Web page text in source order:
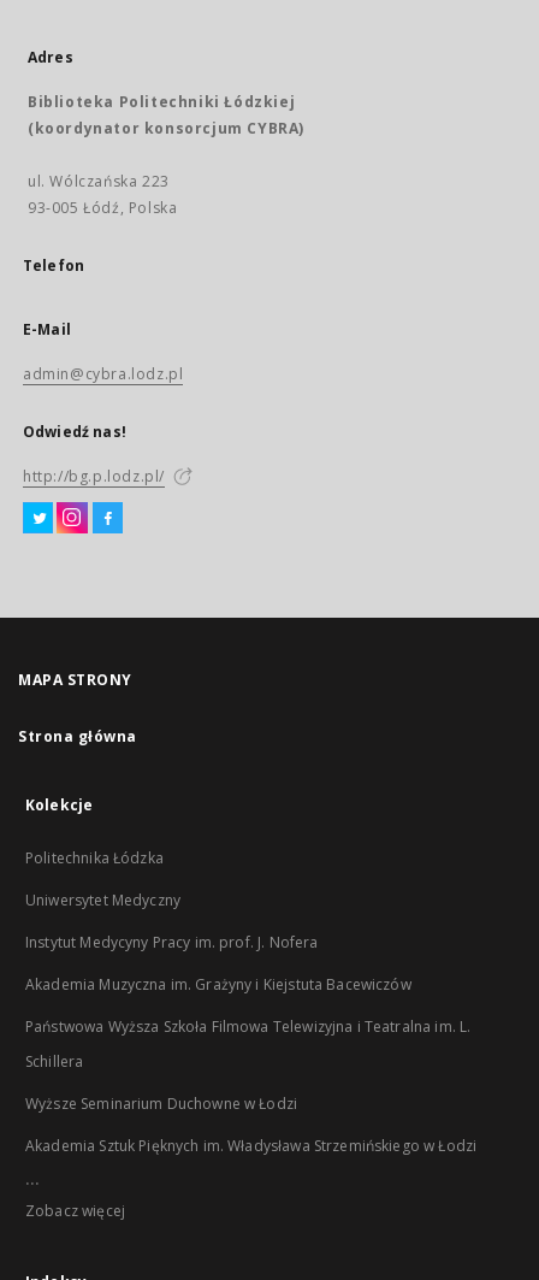
Adres
Biblioteka Politechniki Łódzkiej
(koordynator konsorcjum CYBRA)
ul. Wólczańska 223
93-005 Łódź, Polska
Telefon
E-Mail
admin@cybra.lodz.pl
Odwiedź nas!
http://bg.p.lodz.pl/
MAPA STRONY
Strona główna
Kolekcje
Politechnika Łódzka
Uniwersytet Medyczny
Instytut Medycyny Pracy im. prof. J. Nofera
Akademia Muzyczna im. Grażyny i Kiejstuta Bacewiczów
Państwowa Wyższa Szkoła Filmowa Telewizyjna i Teatralna im. L.
Schillera
Wyższe Seminarium Duchowne w Łodzi
Akademia Sztuk Pięknych im. Władysława Strzemińskiego w Łodzi
...
Zobacz więcej